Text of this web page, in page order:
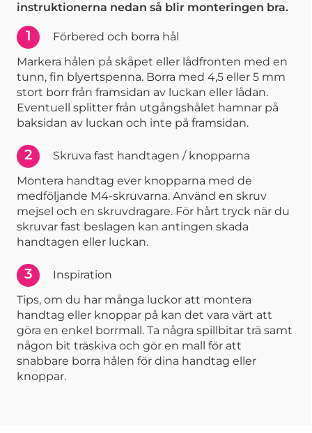
instruktionerna nedan så blir monteringen bra.
1
Förbered och borra hål
Markera hålen på skåpet eller lådfronten med en
tunn, fin blyertspenna. Borra med 4,5 eller 5 mm
stort borr från framsidan av luckan eller lådan.
Eventuell splitter från utgångshålet hamnar på
baksidan av luckan och inte på framsidan.
2
Skruva fast handtagen / knopparna
Montera handtag ever knopparna med de
medföljande M4-skruvarna. Använd en skruv
mejsel och en skruvdragare. För hårt tryck när du
skruvar fast beslagen kan antingen skada
handtagen eller luckan.
3
Inspiration
Tips, om du har många luckor att montera
handtag eller knoppar på kan det vara värt att
göra en enkel borrmall. Ta några spillbitar trä samt
någon bit träskiva och gör en mall för att
snabbare borra hålen för dina handtag eller
knoppar.